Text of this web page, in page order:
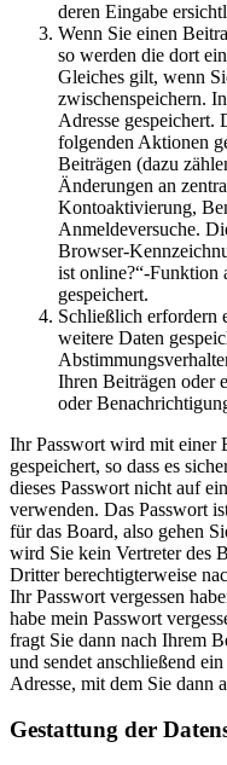
deren Eingabe
Wenn Sie einen
so werden die dort
Gleiches gilt, wenn
zwischenspeichern.
Adresse
folgenden Aktionen
Beiträgen (dazu
Änderungen an
Kontoaktivierung,
Anmeldeversuche.
Browser-
ist online?“-Funktion
gespeichert.
Schließlich erfordern
weitere Daten
Ihren Beiträgen oder
oder
Ihr Passwort wird mit einer
gespeichert, so dass es
dieses Passwort nicht auf
verwenden. Das Passwort
für das Board, also gehen
wird Sie kein Vertreter des
Dritter berechtigterweise
Ihr Passwort vergessen
habe mein Passwort
fragt Sie dann nach Ihrem
und sendet anschließend
Adresse, mit dem Sie dann
Gestattung der